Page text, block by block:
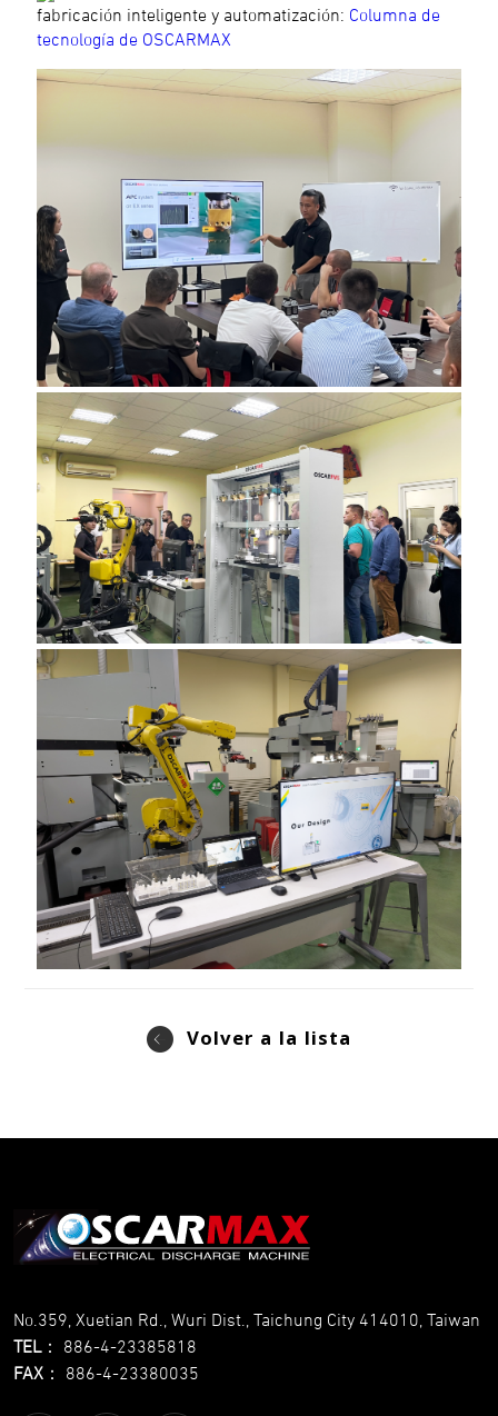
fabricación inteligente y automatización: Columna de
tecnología de OSCARMAX
Volver a la lista
No.359, Xuetian Rd., Wuri Dist., Taichung City 414010, Taiwan
TEL： 886-4-23385818
FAX ： 886-4-23380035